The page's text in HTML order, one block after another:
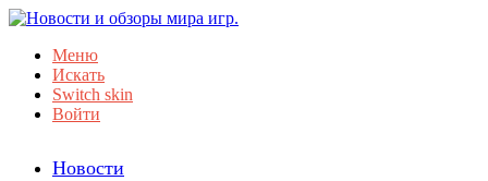
Меню
Искать
Switch skin
Войти
Новости